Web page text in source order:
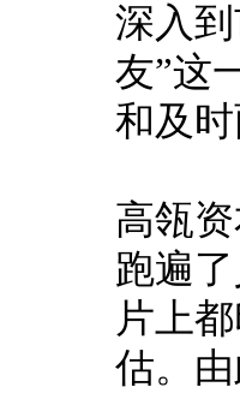
深入
友”这
和及时
高瓴
跑遍
片上
估。